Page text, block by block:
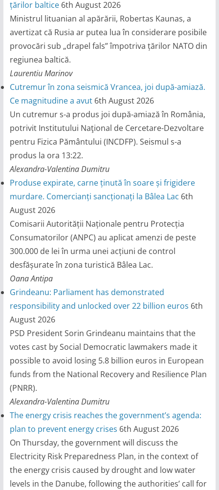
țărilor baltice 6th August 2026
Ministrul lituanian al apărării, Robertas Kaunas, a
avertizat că Rusia ar putea lua în considerare posibile
provocări sub „drapel fals” împotriva țărilor NATO din
regiunea baltică.
Laurentiu Marinov
Cutremur în zona seismică Vrancea, joi după-amiază.
Ce magnitudine a avut 6th August 2026
Un cutremur s-a produs joi după-amiază în România,
potrivit Institutului Naţional de Cercetare-Dezvoltare
pentru Fizica Pământului (INCDFP). Seismul s-a
produs la ora 13:22.
Alexandra-Valentina Dumitru
Produse expirate, carne ținută în soare și frigidere
murdare. Comercianți sancționați la Bâlea Lac 6th
August 2026
Comisarii Autorității Naționale pentru Protecția
Consumatorilor (ANPC) au aplicat amenzi de peste
300.000 de lei în urma unei acțiuni de control
desfășurate în zona turistică Bâlea Lac.
Oana Antipa
Grindeanu: Parliament has demonstrated
responsibility and unlocked over 22 billion euros 6th
August 2026
PSD President Sorin Grindeanu maintains that the
votes cast by Social Democratic lawmakers made it
possible to avoid losing 5.8 billion euros in European
funds from the National Recovery and Resilience Plan
(PNRR).
Alexandra-Valentina Dumitru
The energy crisis reaches the government’s agenda:
plan to prevent energy crises 6th August 2026
On Thursday, the government will discuss the
Electricity Risk Preparedness Plan, in the context of
the energy crisis caused by drought and low water
levels in the Danube, following the authorities’ call for